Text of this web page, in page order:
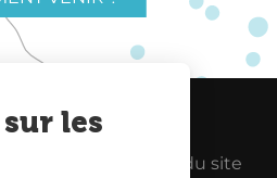
Liens utiles
Plan du site
les